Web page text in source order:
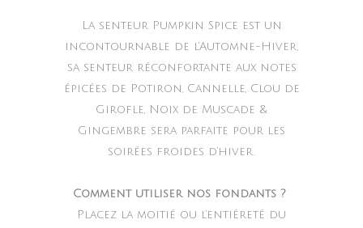
La senteur Pumpkin Spice est un
incontournable de l’Automne-Hiver,
sa senteur réconfortante aux notes
épicées de Potiron, Cannelle, Clou de
Girofle, Noix de Muscade &
Gingembre sera parfaite pour les
soirées froides d’hiver.
Comment utiliser nos fondants ?
Placez la moitié ou l’entièreté du